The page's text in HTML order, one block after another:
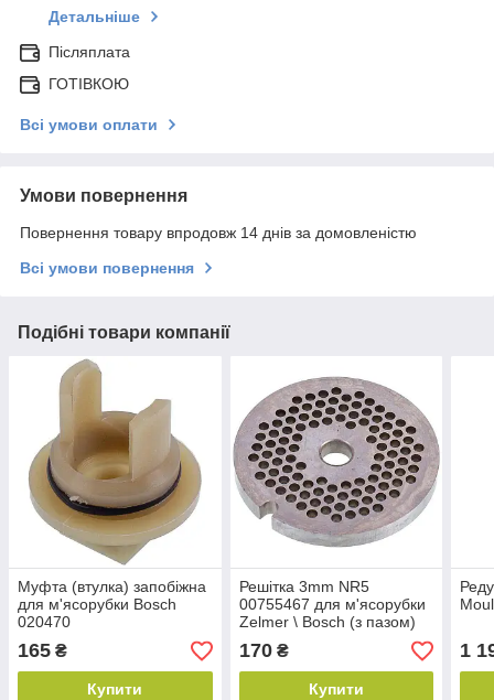
Детальніше
Післяплата
ГОТІВКОЮ
Всі умови оплати
Умови повернення
Повернення товару впродовж 14 днів за домовленістю
Всі умови повернення
Подібні товари компанії
Муфта (втулка) запобіжна
для м'ясорубки Bosch
020470
165 ₴
Купити
Решітка 3mm NR5
00755467 для м'ясорубки
Zelmer \ Bosch (з пазом)
170₴
Купити
1